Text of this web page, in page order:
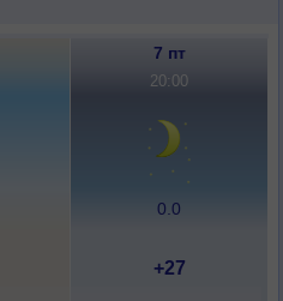
7 пт
20:00
0.0
+27